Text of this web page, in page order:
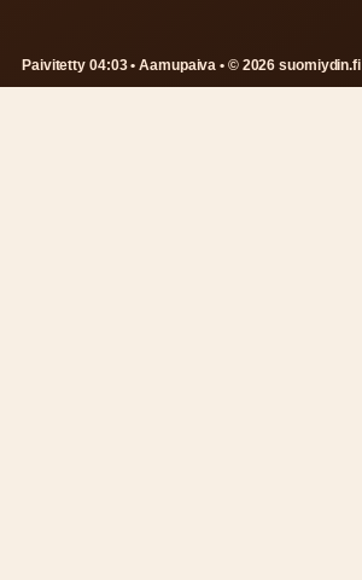
Paivitetty 04:03 • Aamupaiva • © 2026 suomiydin.fi